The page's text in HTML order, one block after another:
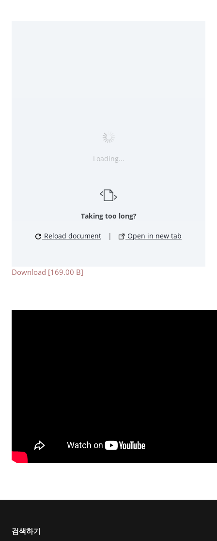
Loading...
Taking too long?
Reload document | Open in new tab
Download [169.00 B]
검색하기